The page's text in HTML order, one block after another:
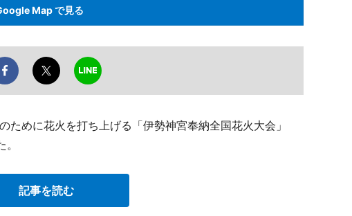
Map で見る
めに花火を打ち上げる「伊勢神宮奉納全国花火大会」
記事を読む